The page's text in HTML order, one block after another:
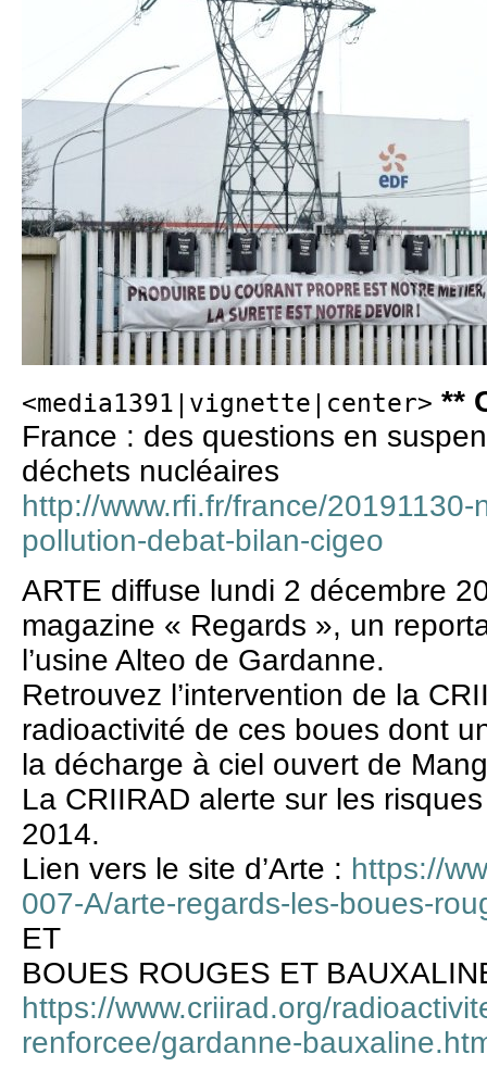
<media1391|vignette|center> **
France : des questions en
déchets nucléaires
http://www.rfi.fr/france/
pollution-debat-bilan-cigeo
ARTE diffuse lundi 2 décembre
magazine « Regards », un
l’usine Alteo de Gardanne.
Retrouvez l’intervention de la
radioactivité de ces boues dont
la décharge à ciel ouvert de
La CRIIRAD alerte sur les
2014.
Lien vers le site d’Arte : https://
007-A/arte-regards-les-boues-
ET
BOUES ROUGES ET
https://www.criirad.org/
renforcee/gardanne-